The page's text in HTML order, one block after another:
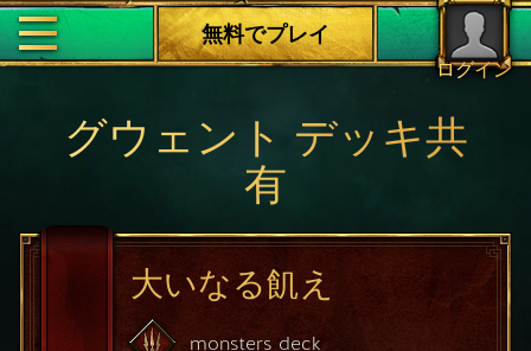
ログイン
無料でプレイ
グウェント デッキ共
有
大いなる飢え
monsters deck